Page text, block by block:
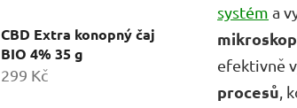
CBD Extra konopný čaj
BIO 4% 35 g
299 Kč
systém a
efektivně
procesů,